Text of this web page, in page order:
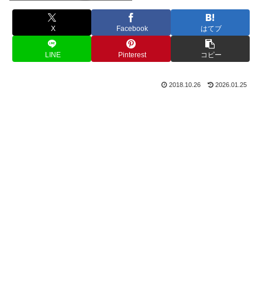
X Facebook はてブ
LINE Pinterest コピー
2018.10.26 2026.01.25